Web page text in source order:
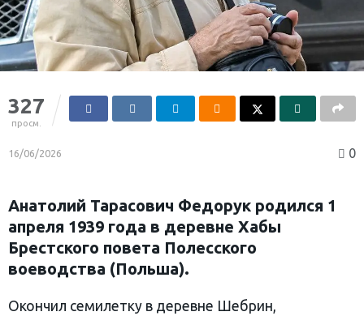
327
просм.
16/06/2026 0
Анатолий Тарасович Федорук родился 1
апреля 1939 года в деревне Хабы
Брестского повета Полесского
воеводства (Польша).
Окончил семилетку в деревне Шебрин,